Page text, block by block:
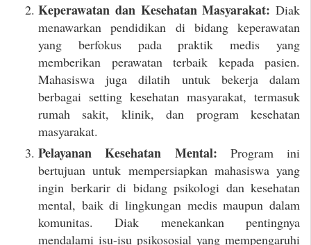
Keperawatan dan Kesehatan Masyarakat: Diak
menawarkan pendidikan di bidang keperawatan
yang berfokus pada praktik medis yang
memberikan perawatan terbaik kepada pasien.
Mahasiswa juga dilatih untuk bekerja dalam
berbagai setting kesehatan masyarakat, termasuk
rumah sakit, klinik, dan program kesehatan
masyarakat.
Pelayanan Kesehatan Mental: Program ini
bertujuan untuk mempersiapkan mahasiswa yang
ingin berkarir di bidang psikologi dan kesehatan
mental, baik di lingkungan medis maupun dalam
komunitas. Diak menekankan pentingnya
mendalami isu-isu psikososial yang mempengaruhi